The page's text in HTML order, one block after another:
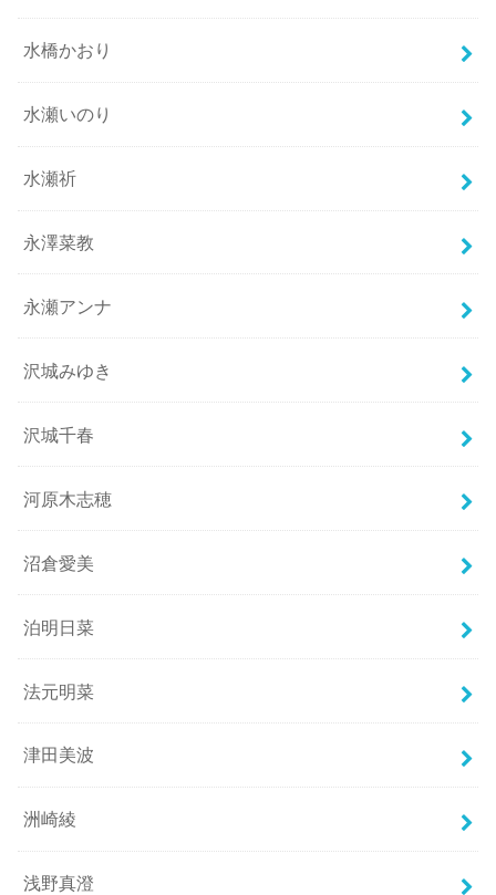
水橋かおり
水瀬いのり
水瀬祈
永澤菜教
永瀬アンナ
沢城みゆき
沢城千春
河原木志穂
沼倉愛美
泊明日菜
法元明菜
津田美波
洲崎綾
浅野真澄